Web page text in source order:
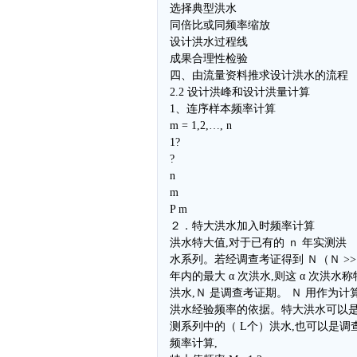
选择典型洪水
同倍比或同频率缩放
设计洪水过程线
成果合理性检验
四、由流量资料推求设计洪水的流程
2.2 设计洪峰和设计洪量计算
1、连序样本频率计算
m = 1,2,…, n
1?
?
n
m
P m
２．特大洪水加入时频率计算
洪水特大值,对于已有的 ｎ 年实测洪
水系列。若经调查考证得到 Ｎ（Ｎ >>
年内的最大 α 次洪水,则这 α 次洪水称
洪水,Ｎ 是调查考证期。 Ｎ 用作为计
洪水经验频率的依据。特大洪水可以
测系列中的（ L个）洪水,也可以是调
频率计算,